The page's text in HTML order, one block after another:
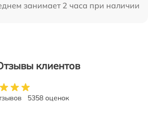
занимает 2 часа при наличии
клиентов
5358 оценок